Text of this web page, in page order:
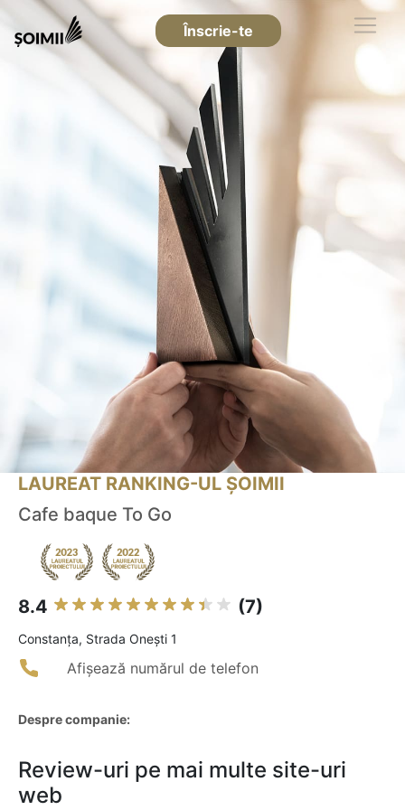
Înscrie-te
LAUREAT RANKING-UL ȘOIMII
Cafe baque To Go
8.4 (7)
Constanţa, Strada Onești 1
Afișează numărul de telefon
Despre companie:
Review-uri pe mai multe site-uri
web